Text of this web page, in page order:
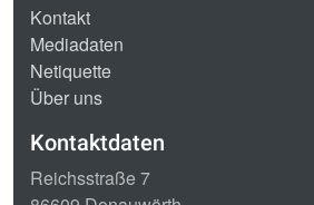
Kontakt
Mediadaten
Netiquette
Über uns
Kontaktdaten
Reichsstraße 7